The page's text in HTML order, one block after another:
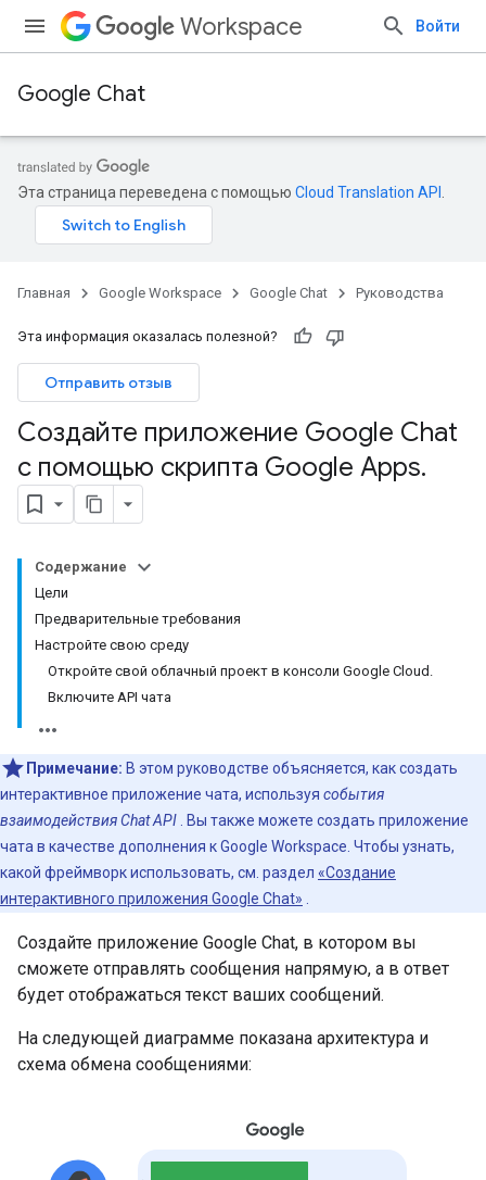
Workspace Войти
Google Chat
Эта страница переведена с помощью Cloud Translation API
Главная Google Workspace Google Chat Руководства
Эта информация оказалась полезной?
Отправить отзыв
Создайте приложение Google Chat
с помощью скрипта Google Apps.
Содержание
Цели
Предварительные требования
Настройте свою среду
Откройте свой облачный проект в консоли Google Cloud.
Включите API чата
Примечание: В этом руководстве объясняется, как создать
интерактивное приложение чата, используя события
взаимодействия Chat API . Вы также можете создать приложение
чата в качестве дополнения к Google Workspace. Чтобы узнать,
какой фреймворк использовать, см. раздел «Создание
интерактивного приложения Google Chat»
Создайте приложение Google Chat, в котором вы
сможете отправлять сообщения напрямую, а в ответ
будет отображаться текст ваших сообщений.
На следующей диаграмме показана архитектура и
схема обмена сообщениями: